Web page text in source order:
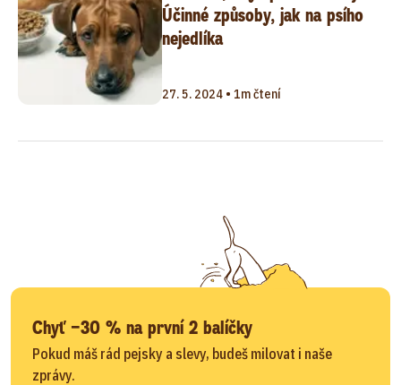
Účinné způsoby, jak na psího
nejedlíka
27. 5. 2024 • 1m čtení
Chyť −30 % na první 2 balíčky
Pokud máš rád pejsky a slevy, budeš milovat i naše
zprávy.